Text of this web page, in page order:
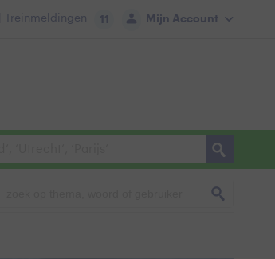
Mijn Account
| Treinmeldingen 11